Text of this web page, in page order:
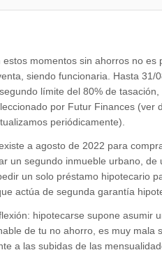
estos momentos sin ahorros no
siendo funcionaria. Hasta
límite del 80% de
por Futur Finances (ver
periódicamente).
a agosto de 2022 para
un segundo inmueble urbano,
un solo préstamo hipotecario
actúa de segunda garantía
hipotecarse supone asumir
de tu no ahorro, es muy
a las subidas de las